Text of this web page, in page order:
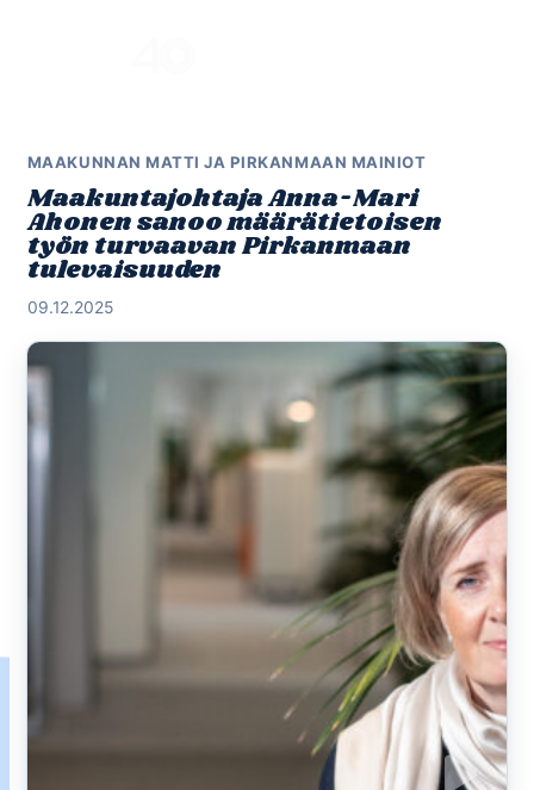
MAAKUNNAN MATTI JA PIRKANMAAN MAINIOT
Maakuntajohtaja Anna-Mari
Ahonen sanoo määrätietoisen
työn turvaavan Pirkanmaan
tulevaisuuden
09.12.2025